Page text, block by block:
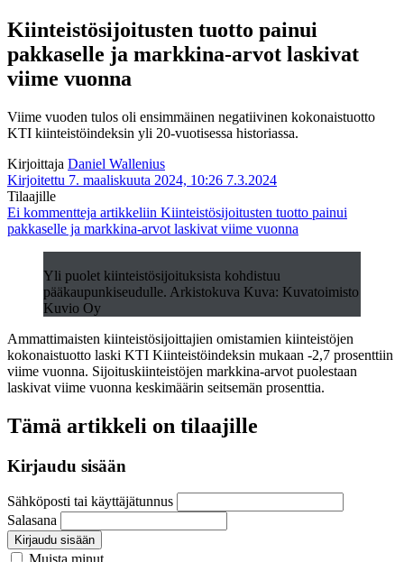
Kiinteistösijoitusten tuotto painui
pakkaselle ja markkina-arvot laskivat
viime vuonna
Viime vuoden tulos oli ensimmäinen negatiivinen kokonaistuotto
KTI kiinteistöindeksin yli 20-vuotisessa historiassa.
Kirjoittaja Daniel Wallenius
Kirjoitettu 7. maaliskuuta 2024, 10:26 7.3.2024
Tilaajille
Ei kommentteja artikkeliin Kiinteistösijoitusten tuotto painui
pakkaselle ja markkina-arvot laskivat viime vuonna
Yli puolet kiinteistösijoituksista kohdistuu
pääkaupunkiseudulle. Arkistokuva Kuva: Kuvatoimisto
Kuvio Oy
Ammattimaisten kiinteistösijoittajien omistamien kiinteistöjen
kokonaistuotto laski KTI Kiinteistöindeksin mukaan -2,7 prosenttiin
viime vuonna. Sijoituskiinteistöjen markkina-arvot puolestaan
laskivat viime vuonna keskimäärin seitsemän prosenttia.
Tämä artikkeli on tilaajille
Kirjaudu sisään
Sähköposti tai käyttäjätunnus
Salasana
Kirjaudu sisään